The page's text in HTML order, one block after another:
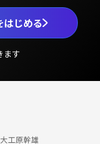
はじめる
ます
工原幹雄